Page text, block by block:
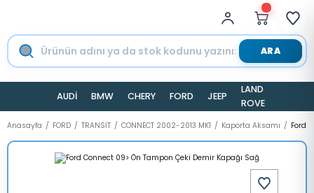
ARA
AUDİ BMW CHERY FORD JEEP
LAND
ROVER
Anasayfa FORD TRANSİT CONNECT 2002-2013 MK1 Kaporta Aksamı Ford